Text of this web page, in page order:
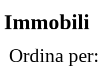
Immobili
Ordina per: